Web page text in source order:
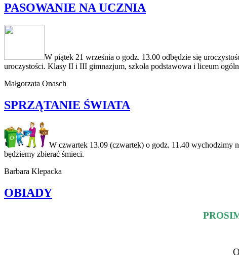
PASOWANIE NA UCZNIA
W piątek 21 września o godz. 13.00 odbędzie się
uroczystości. Klasy II i III gimnazjum, szkoła podstawowa i liceum
Małgorzata Onasch
SPRZĄTANIE ŚWIATA
W czwartek 13.09 (czwartek) o godz. 11.40 wychodzimy
będziemy zbierać śmieci.
Barbara Klepacka
OBIADY